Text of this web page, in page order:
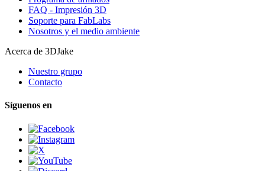
FAQ - Impresión 3D
Soporte para FabLabs
Nosotros y el medio ambiente
Acerca de 3DJake
Nuestro grupo
Contacto
Síguenos en